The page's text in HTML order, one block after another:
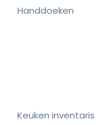
Handdoeken
Keuken inventaris